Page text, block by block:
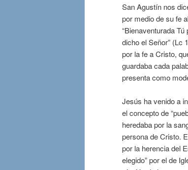
San Agustín nos
por medio de su fe
“Bienaventurada
dicho el Señor” (Lc
por la fe a Cristo,
guardaba cada
presenta como
Jesús ha venido a
el concepto de
heredaba por la
persona de Cristo.
por la herencia del
elegido” por el de